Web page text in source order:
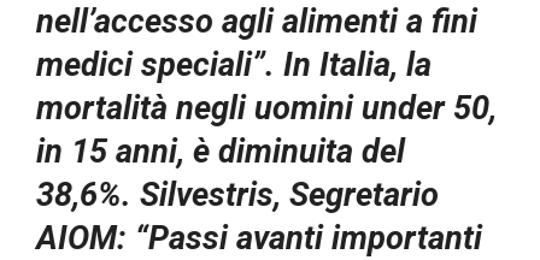
nell’accesso agli alimenti a fini
medici speciali”. In Italia, la
mortalità negli uomini under 50,
in 15 anni, è diminuita del
38,6%. Silvestris, Segretario
AIOM: “Passi avanti importanti